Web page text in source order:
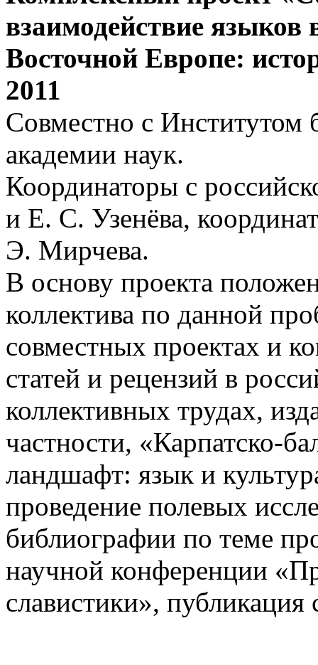
взаимодействие
Восточной Европе:
2011
Совместно с Институтом
академии наук.
Координаторы с
и Е. С. Узенёва,
Э. Мирчева.
В основу проекта
коллектива по данной
совместных проектах и
статей и рецензий в
коллективных трудах,
частности, «Карпатско-
ландшафт: язык и
проведение полевых
библиографии по теме
научной конференции
славистики»,